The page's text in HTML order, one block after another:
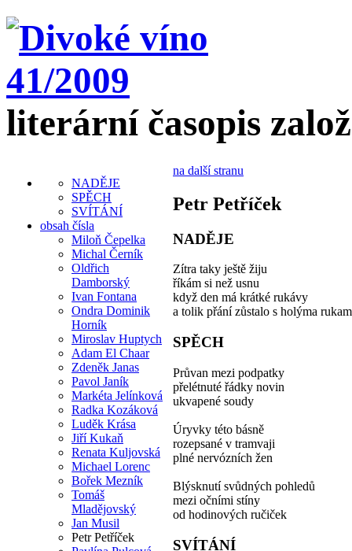
literární časopis
NADĚJE
SPĚCH
SVÍTÁNÍ
obsah čísla
Miloň Čepelka
Michal Černík
Oldřich
Damborský
Ivan Fontana
Ondra Dominik
Horník
Miroslav Huptych
Adam El Chaar
Zdeněk Janas
Pavol Janík
Markéta Jelínková
Radka Kozáková
Luděk Krása
Jiří Kukaň
Renata Kuljovská
Michael Lorenc
Bořek Mezník
Tomáš
Mladějovský
Jan Musil
Petr Petříček
na další stranu
Petr Petříček
NADĚJE
Zítra taky ještě žiju
říkám si než usnu
když den má krátké rukávy
a tolik přání zůstalo s holýma
SPĚCH
Průvan mezi podpatky
přelétnuté řádky novin
ukvapené soudy
Úryvky této básně
rozepsané v tramvaji
plné nervózních žen
Blýsknutí svůdných pohledů
mezi očními stíny
od hodinových ručiček
SVÍTÁNÍ